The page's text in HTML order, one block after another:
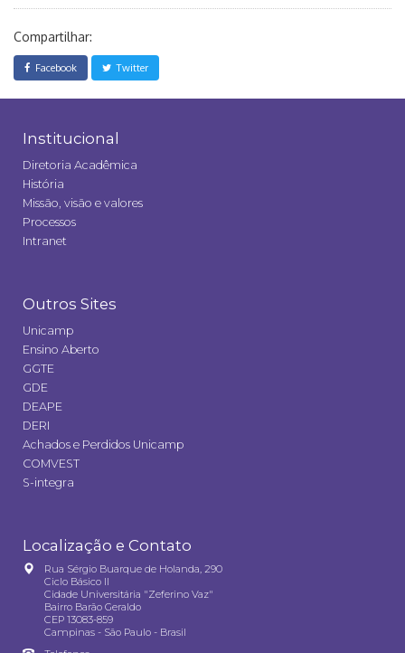
Compartilhar:
Facebook Twitter
Institucional
Diretoria Acadêmica
História
Missão, visão e valores
Processos
Intranet
Outros Sites
Unicamp
Ensino Aberto
GGTE
GDE
DEAPE
DERI
Achados e Perdidos Unicamp
COMVEST
S-integra
Localização e Contato
Rua Sérgio Buarque de Holanda, 290
Ciclo Básico II
Cidade Universitária "Zeferino Vaz"
Bairro Barão Geraldo
CEP 13083-859
Campinas - São Paulo - Brasil